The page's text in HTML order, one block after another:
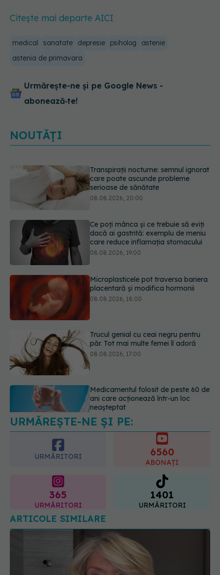
Citește mai departe AICI
medical sanatate depresie psiholog
astenie
astenia de primavara
Urmărește-ne și pe Google News -
abonează‑te!
NOUTĂȚI
Ce poți mânca și ce trebuie să eviți
dacă ai gastrită: exemplu de meniu
care reduce inflamația stomacului
08.08.2026, 19:00
Microplasticele pot traversa bariera
placentară și modifica hormonii
08.08.2026, 18:00
Trucul genial cu ceai negru pentru
păr. Tot mai multe femei îl adoră
08.08.2026, 17:00
Medicamentul folosit de peste 60 de
ani care acționează într-un loc
neașteptat
Transpirații nocturne: semnul ignorat
care poate ascunde probleme
serioase de sănătate
08.08.2026, 20:00
URMĂREȘTE-NE ȘI PE:
URMĂRITORI
365 1401
URMĂRITORI
ARTICOLE SIMILARE